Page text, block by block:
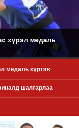
хүрэл медаль
медаль хүртэв
шалгарлаа